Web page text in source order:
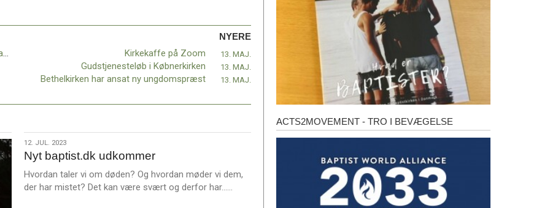
Bede- og fastedag i morgen, torsdag for lande ramt af Coronapandemien
NYERE
Kirkekaffe på Zoom 13. MAJ.
Gudstjenesteløb i Købnerkirken 13. MAJ.
Bethelkirken har ansat ny ungdomspræst 13. MAJ.
12.
jul.
2023
12. JUL. 2023
Nyt baptist.dk udkommer
Hvordan taler vi om døden? Og hvordan møder vi dem,
der har mistet? Det kan være svært og derfor har……
Acts2Movement
ACTS2MOVEMENT - TRO I BEVÆGELSE